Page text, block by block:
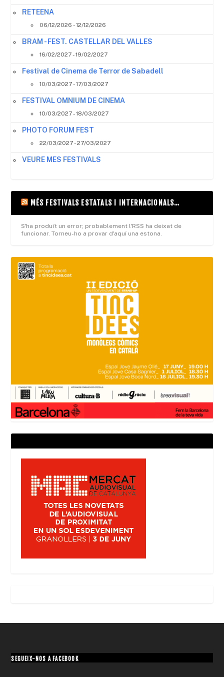
RETEENA
06/12/2026 - 12/12/2026
BRAM - FEST. CASTELLAR DEL VALLES
16/02/2027 - 19/02/2027
Festival de Cinema de Terror de Sabadell
10/03/2027 - 17/03/2027
FESTIVAL OMNIUM DE CINEMA
10/03/2027 - 18/03/2027
PHOTO FORUM FEST
22/03/2027 - 27/03/2027
VEURE MES FESTIVALS
MÉS FESTIVALS ESTATALS I INTERNACIONALS…
S'ha produït un error; probablement l'RSS ha deixat de
funcionar. Torneu-ho a provar d'aquí una estona.
SEGUEIX-NOS A FACEBOOK